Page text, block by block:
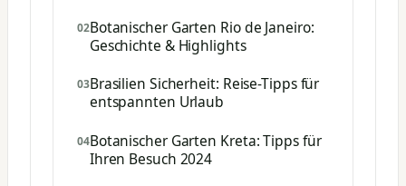
Botanischer Garten Rio de Janeiro:
Geschichte & Highlights
Brasilien Sicherheit: Reise-Tipps für
entspannten Urlaub
Botanischer Garten Kreta: Tipps für
Ihren Besuch 2024